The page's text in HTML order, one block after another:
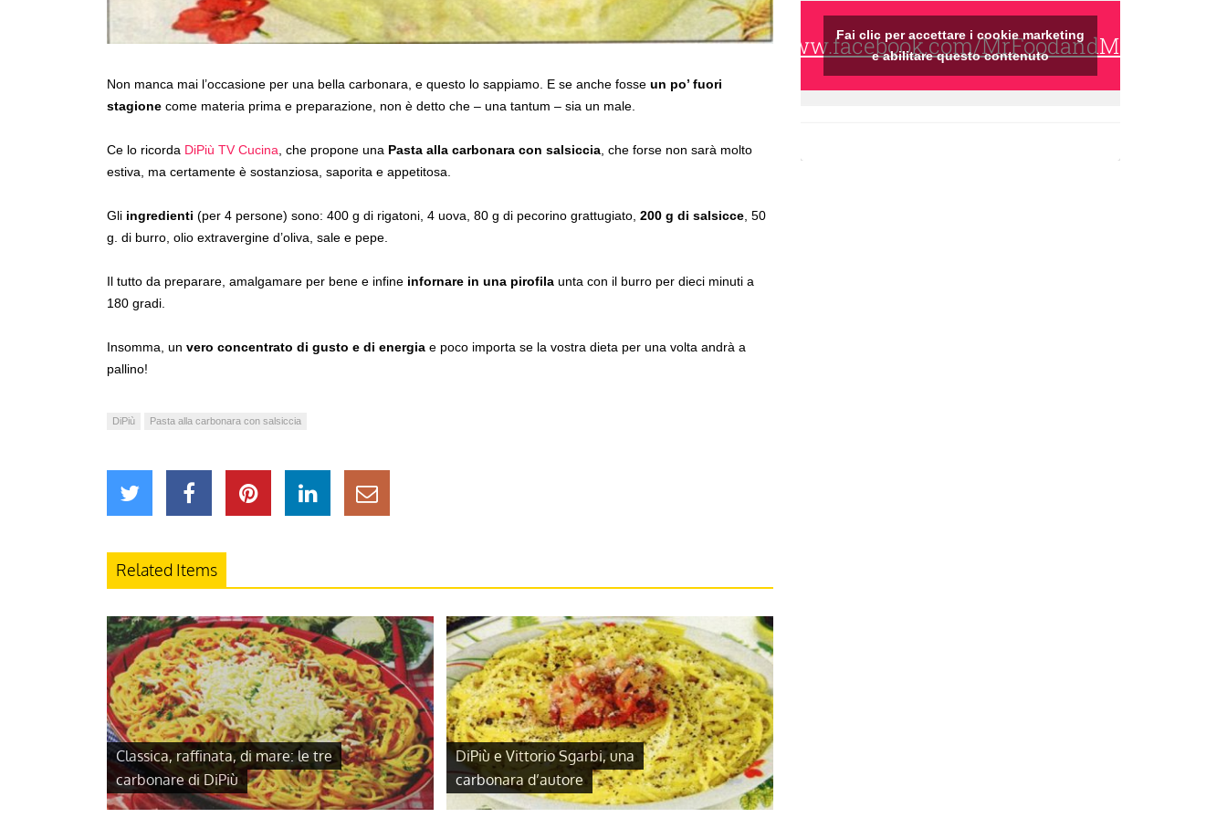
Non manca mai l’occasione per una bella carbonara, e questo lo sappiamo. E se anche fosse un po’ fuori
stagione come materia prima e preparazione, non è detto che – una tantum – sia un male.
Ce lo ricorda DiPiù TV Cucina , che propone una Pasta alla carbonara con salsiccia , che forse non sarà molto
estiva, ma certamente è sostanziosa, saporita e appetitosa.
Gli ingredienti (per 4 persone) sono: 400 g di rigatoni, 4 uova, 80 g di pecorino grattugiato, 200 g di salsicce , 50
g. di burro, olio extravergine d’oliva, sale e pepe.
Il tutto da preparare, amalgamare per bene e infine infornare in una pirofila unta con il burro per dieci minuti a
180 gradi.
Insomma, un vero concentrato di gusto e di energia e poco importa se la vostra dieta per una volta andrà a
pallino!
DiPiù Pasta alla carbonara con salsiccia
Related Items
Classica, raffinata, di mare: le tre
carbonare di DiPiù
DiPiù e Vittorio Sgarbi, una
carbonara d’autore
https://www.facebook.com/MrFoodandMrsWine/
Fai clic per accettare i cookie marketing
e abilitare questo contenuto